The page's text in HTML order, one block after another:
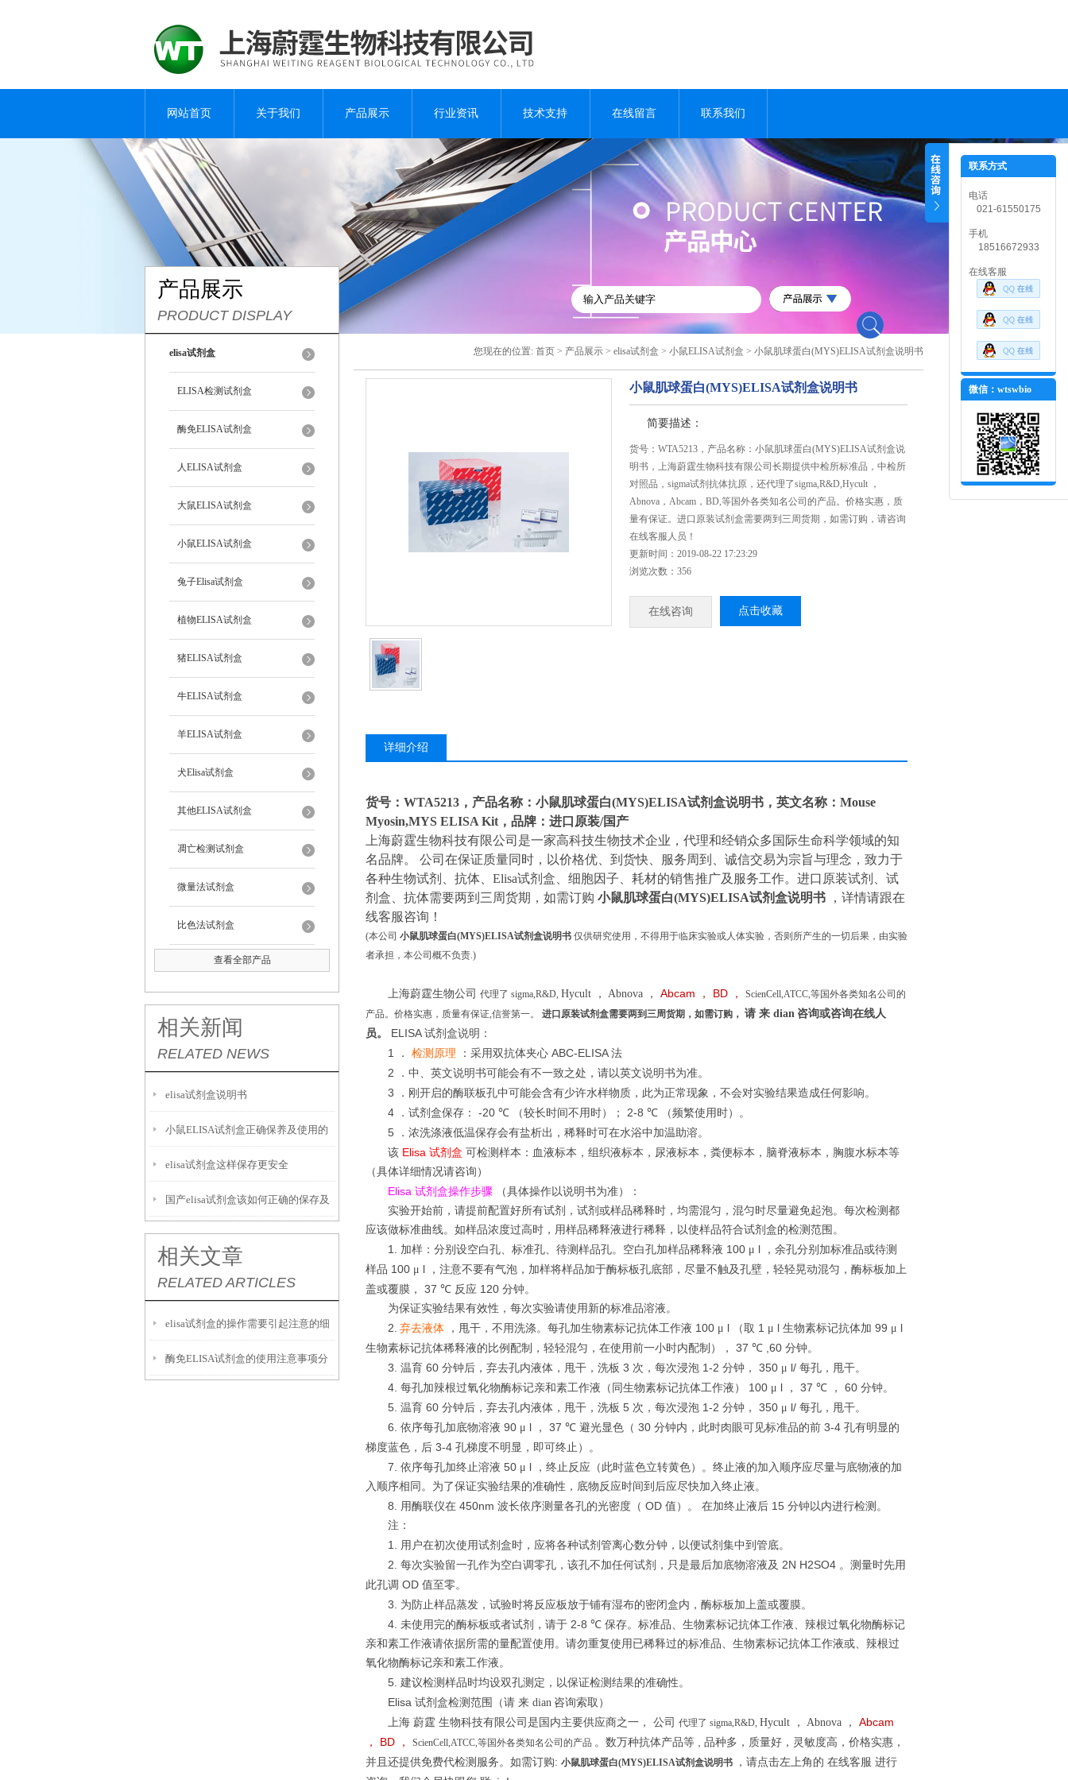
网站首页 关于我们 产品展示 行业资讯 技术支持 在线留言 联系我们
产品展示
PRODUCT DISPLAY
elisa试剂盒
ELISA检测试剂盒
酶免ELISA试剂盒
人ELISA试剂盒
大鼠ELISA试剂盒
小鼠ELISA试剂盒
兔子Elisa试剂盒
植物ELISA试剂盒
猪ELISA试剂盒
牛ELISA试剂盒
羊ELISA试剂盒
犬Elisa试剂盒
其他ELISA试剂盒
凋亡检测试剂盒
微量法试剂盒
比色法试剂盒
查看全部产品
相关新闻
RELATED NEWS
elisa试剂盒说明书
小鼠ELISA试剂盒正确保养及使用的
重要性
elisa试剂盒这样保存更安全
国产elisa试剂盒该如何正确的保存及
运输呢？
相关文章
RELATED ARTICLES
elisa试剂盒的操作需要引起注意的细
节
酶免ELISA试剂盒的使用注意事项分
您现在的位置: 首页 > 产品展示 > elisa试剂盒 > 小鼠ELISA试剂盒 > 小鼠肌球蛋白(MYS)ELISA试剂盒说明书
小鼠肌球蛋白(MYS)ELISA试剂盒说明书
简要描述：
货号：WTA5213，产品名称：小鼠肌球蛋白(MYS)ELISA试剂盒说
明书，上海蔚霆生物科技有限公司长期提供中检所标准品，中检所
对照品，sigma试剂抗体抗原，还代理了sigma,R&D,Hycult ，
Abnova，Abcam，BD,等国外各类知名公司的产品。价格实惠，质
量有保证。进口原装试剂盒需要两到三周货期，如需订购，请咨询
在线客服人员！
更新时间：2019-08-22 17:23:29
浏览次数：356
在线咨询 点击收藏
详细介绍
货号：WTA5213，产品名称：小鼠肌球蛋白(MYS)ELISA试剂盒说明书，英文名称：Mouse
Myosin,MYS ELISA Kit，品牌：进口原装/国产
上海蔚霆生物科技有限公司是一家高科技生物技术企业，代理和经销众多国际生命科学领域的知
名品牌。 公司在保证质量同时，以价格优、到货快、服务周到、诚信交易为宗旨与理念，致力于
各种生物试剂、抗体、Elisa试剂盒、细胞因子、耗材的销售推广及服务工作。进口原装试剂、试
剂盒、抗体需要两到三周货期，如需订购 小鼠肌球蛋白(MYS)ELISA试剂盒说明书 ，详情请跟在
线客服咨询！
(本公司 小鼠肌球蛋白(MYS)ELISA试剂盒说明书 仅供研究使用，不得用于临床实验或人体实验，否则所产生的一切后果，由实验
者承担，本公司概不负责.)
上海蔚霆生物公司 代理了 sigma,R&D, Hycult ， Abnova ， Abcam ， BD ，
ScienCell,ATCC,等国外各类知名公司的
产品。价格实惠，质量有保证,信誉第一。
进口原装试剂盒需要两到三周货期，如需订购， 请 来 dian 咨询或咨询在线人
员。
ELISA 试剂盒说明：
1 ． 检测原理 ：采用双抗体夹心 ABC-ELISA 法
2 ．中、英文说明书可能会有不一致之处，请以英文说明书为准。
3 ．刚开启的酶联板孔中可能会含有少许水样物质，此为正常现象，不会对实验结果造成任何影响。
4 ．试剂盒保存： -20 ℃ （较长时间不用时）； 2-8 ℃ （频繁使用时）。
5
．浓洗涤液低温保存会有盐析出，稀释时可在水浴中加温助溶。
该 Elisa 试剂盒 可检测样本：血液标本，组织液标本，尿液标本，粪便标本，脑脊液标本，胸腹水标本等
（具体详细情况请咨询）
Elisa 试剂盒操作步骤
（具体操作以说明书为准）：
实验开始前，请提前配置好所有试剂，试剂或样品稀释时，均需混匀，混匀时尽量避免起泡。每次检测都
应该做标准曲线。如样品浓度过高时，用样品稀释液进行稀释，以使样品符合试剂盒的检测范围。
1. 加样：分别设空白孔、标准孔、待测样品孔。空白孔加样品稀释液 100 μ l
，余孔分别加标准品或待测
样品 100 μ l
，注意不要有气泡，加样将样品加于酶标板孔底部，尽量不触及孔壁，轻轻晃动混匀，酶标板加上
盖或覆膜，
37 ℃ 反应 120 分钟。
为保证实验结果有效性，每次实验请使用新的标准品溶液。
2. 弃去液体 ，甩干，不用洗涤。每孔加生物素标记抗体工作液 100 μ l （取 1 μ l 生物素标记抗体加 99 μ l
生物素标记抗体稀释液的比例配制，轻轻混匀，在使用前一小时内配制）， 37 ℃ ,60 分钟。
3. 温育 60 分钟后，弃去孔内液体，甩干，洗板 3 次，每次浸泡 1-2 分钟， 350 μ l/ 每孔，甩干。
4. 每孔加辣根过氧化物酶标记亲和素工作液（同生物素标记抗体工作液） 100 μ l ， 37 ℃ ， 60 分钟。
5. 温育 60 分钟后，弃去孔内液体，甩干，洗板 5 次，每次浸泡 1-2 分钟， 350 μ l/ 每孔，甩干。
6. 依序每孔加底物溶液 90 μ l ， 37 ℃ 避光显色（ 30 分钟内，此时肉眼可见标准品的前 3-4 孔有明显的
梯度蓝色，后 3-4 孔梯度不明显，即可终止）。
7. 依序每孔加终止溶液 50 μ l
，终止反应（此时蓝色立转黄色）。终止液的加入顺序应尽量与底物液的加
入顺序相同。为了保证实验结果的准确性，底物反应时间到后应尽快加入终止液。
8. 用酶联仪在 450nm 波长依序测量各孔的光密度（ OD 值）。 在加终止液后 15 分钟以内进行检测。
注：
1. 用户在初次使用试剂盒时，应将各种试剂管离心数分钟，以便试剂集中到管底。
2. 每次实验留一孔作为空白调零孔，该孔不加任何试剂，只是最后加底物溶液及 2N H2SO4 。测量时先用
此孔调 OD 值至零。
3. 为防止样品蒸发，试验时将反应板放于铺有湿布的密闭盒内，酶标板加上盖或覆膜。
4. 未使用完的酶标板或者试剂，请于 2-8 ℃ 保存。标准品、生物素标记抗体工作液、辣根过氧化物酶标记
亲和素工作液请依据所需的量配置使用。请勿重复使用已稀释过的标准品、生物素标记抗体工作液或、辣根过
氧化物酶标记亲和素工作液。
5. 建议检测样品时均设双孔测定，以保证检测结果的准确性。
Elisa 试剂盒检测范围（请 来 dian 咨询索取）
上海 蔚霆 生物科技有限公司是国内主要供应商之一， 公司 代理了 sigma,R&D, Hycult ， Abnova ， Abcam
， BD ， ScienCell,ATCC,等国外各类知名公司的产品 。数万种抗体产品等
品种多，质量好，灵敏度高，价格实惠，
并且还提供免费代检测服务。如需订购: 小鼠肌球蛋白(MYS)ELISA试剂盒说明书 ，请点击左上角的 在线客服 进行
联系方式
电话
021-61550175
手机
18516672933
在线客服
微信：wtswbio